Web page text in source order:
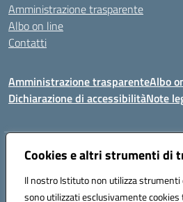
Cookies e altri strumenti di
Il nostro Istituto non utilizza
sono utilizzati esclusivamente
Amministrazione trasparente
Albo on line
Contatti
Amministrazione trasparenteAlbo
Dichiarazione di accessibilitàNote
Indirizzo:Via Tirso, 07011 Bono (SS)
Posta elettronica certificata (PEC):